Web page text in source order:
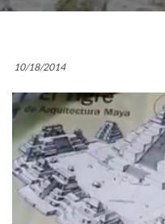
10/18/2014